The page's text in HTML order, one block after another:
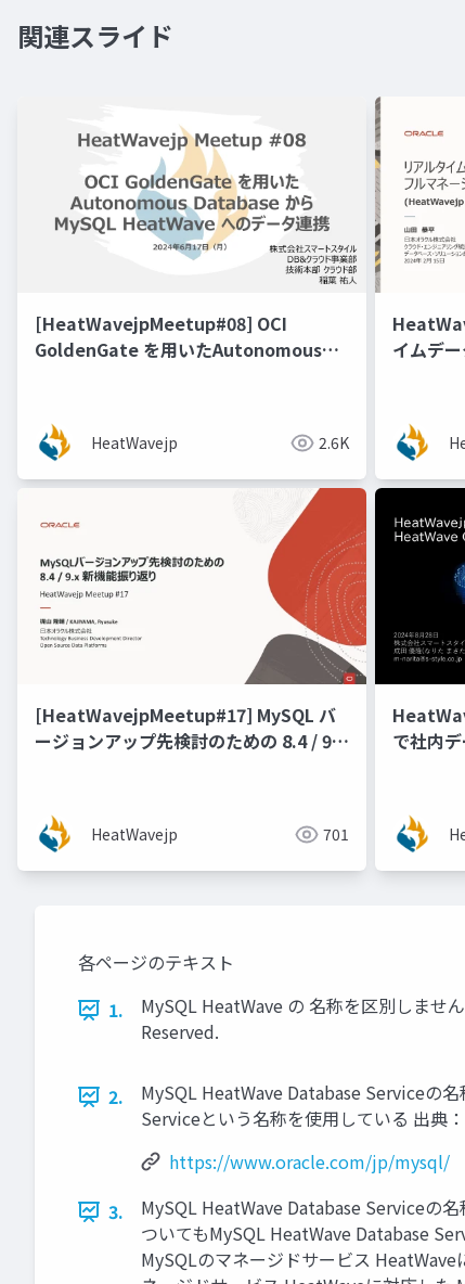
関連スライド
[HeatWavejpMeetup#08] OCI
GoldenGate を用いたAutonomous
スタイル）]
HeatWavejp 2.6K
イムデ
[HeatWavejpMeetup#17] MySQL バ
ージョンアップ先検討のための 8.4 / 9.x
HeatWavejp 701
で社内
各ページのテキスト
1.
MySQL HeatWave の 名称を区別しま
Reserved.
2.
MySQL HeatWave Database Serviceの
Serviceという名称を使用している 出
https://www.oracle.com/jp/mysql/
3.
MySQL HeatWave Database Serviceの
ついてもMySQL HeatWave Database
MySQLのマネージドサービス